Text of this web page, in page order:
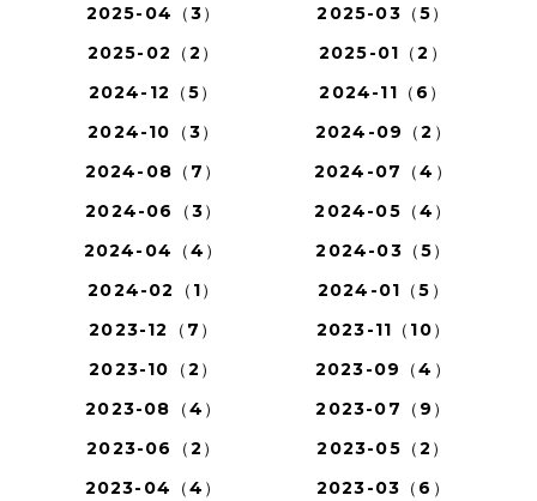
2025-04（3）
2025-03（5）
2025-02（2）
2025-01（2）
2024-12（5）
2024-11（6）
2024-10（3）
2024-09（2）
2024-08（7）
2024-07（4）
2024-06（3）
2024-05（4）
2024-04（4）
2024-03（5）
2024-02（1）
2024-01（5）
2023-12（7）
2023-11（10）
2023-10（2）
2023-09（4）
2023-08（4）
2023-07（9）
2023-06（2）
2023-05（2）
2023-04（4）
2023-03（6）